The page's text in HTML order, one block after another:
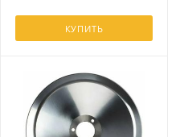
КУПИТЬ